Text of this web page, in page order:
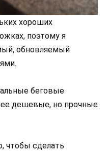
хороших
поэтому я
обновляемый
беговые
дешевые, но прочные
чтобы сделать